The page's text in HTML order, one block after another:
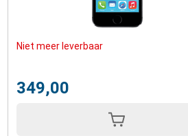
Niet meer leverbaar
349,00